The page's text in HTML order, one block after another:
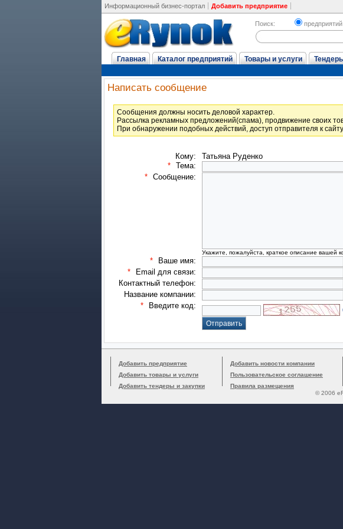
Информационный бизнес-портал Добавить предприятие
Поиск: предприятий
Главная Каталог предприятий Товары и услуги
Написать сообщение
Cообщения должны носить деловой характер.
Рассылка рекламных предложений(спама), продвижение своих
При обнаружении подобных действий, доступ отправителя к
Кому:
Татьяна Руденко
* Тема:
* Сообщение:
Укажите, пожалуйста, краткое описание вашей
*
Ваше имя:
*
Email для связи:
Контактный телефон:
Название компании:
*
Введите код:
Добавить предприятие
Добавить товары и услуги
Добавить тендеры и закупки
Добавить новости компании
Пользовательское соглашение
Правила размещения
© 2006